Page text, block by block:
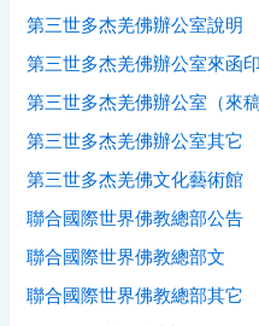
第三世多杰羌佛辦公室說明
第三世多杰羌佛辦公室來函
第三世多杰羌佛辦公室（來稿
第三世多杰羌佛辦公室其它
第三世多杰羌佛文化藝術館
聯合國際世界佛教總部公告
聯合國際世界佛教總部文
聯合國際世界佛教總部其它